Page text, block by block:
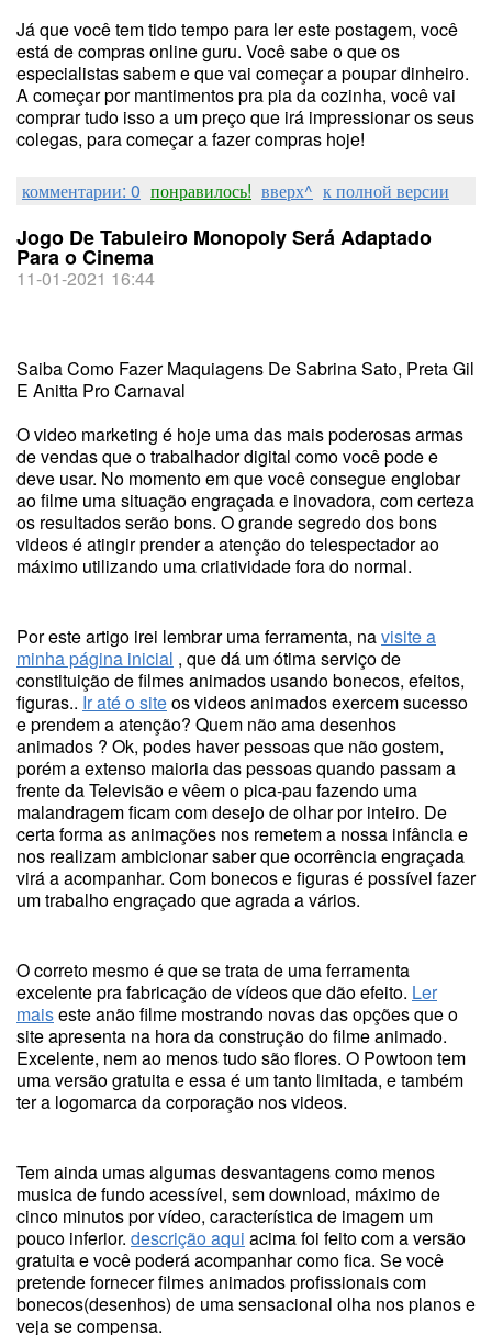
Já que você tem tido tempo para ler este postagem, você
está de compras online guru. Você sabe o que os
especialistas sabem e que vai começar a poupar dinheiro.
A começar por mantimentos pra pia da cozinha, você vai
comprar tudo isso a um preço que irá impressionar os seus
colegas, para começar a fazer compras hoje!
комментарии: 0 понравилось! вверх^ к полной версии
Jogo De Tabuleiro Monopoly Será Adaptado
Para o Cinema
11-01-2021 16:44
Saiba Como Fazer Maquiagens De Sabrina Sato, Preta Gil
E Anitta Pro Carnaval
O video marketing é hoje uma das mais poderosas armas
de vendas que o trabalhador digital como você pode e
deve usar. No momento em que você consegue englobar
ao filme uma situação engraçada e inovadora, com certeza
os resultados serão bons. O grande segredo dos bons
videos é atingir prender a atenção do telespectador ao
máximo utilizando uma criatividade fora do normal.
Por este artigo irei lembrar uma ferramenta, navisite a
minha página inicial , que dá um ótima serviço de
constituição de filmes animados usando bonecos, efeitos,
figuras.. Ir até o siteos videos animados exercem sucesso
e prendem a atenção? Quem não ama desenhos
animados ? Ok, podes haver pessoas que não gostem,
porém a extenso maioria das pessoas quando passam a
frente da Televisão e vêem o pica-pau fazendo uma
malandragem ficam com desejo de olhar por inteiro. De
certa forma as animações nos remetem a nossa infância e
nos realizam ambicionar saber que ocorrência engraçada
virá a acompanhar. Com bonecos e figuras é possível fazer
um trabalho engraçado que agrada a vários.
O correto mesmo é que se trata de uma ferramenta
excelente pra fabricação de vídeos que dão efeito. Ler
maiseste anão filme mostrando novas das opções que o
site apresenta na hora da construção do filme animado.
Excelente, nem ao menos tudo são flores. O Powtoon tem
uma versão gratuita e essa é um tanto limitada, e também
ter a logomarca da corporação nos videos.
Tem ainda umas algumas desvantagens como menos
musica de fundo acessível, sem download, máximo de
cinco minutos por vídeo, característica de imagem um
pouco inferior. descrição aqui acima foi feito com a versão
gratuita e você poderá acompanhar como fica. Se você
pretende fornecer filmes animados profissionais com
bonecos(desenhos) de uma sensacional olha nos planos e
veja se compensa.